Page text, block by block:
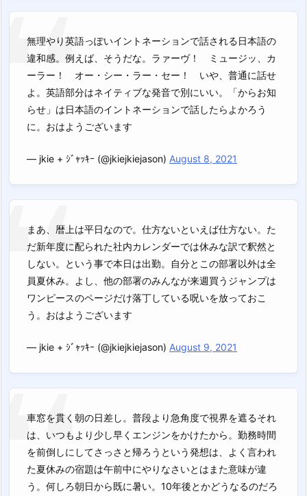
無理やり英語っぽいイントネーションで話される日本語の
違和感。例えば、そうだな。ラァーヴ！ ミュージッ、カ
ーラー！ オー・シー・ラー・セー！ いや、普通に話せ
よ。英語部分はネイティブな発音で別にいい。「からお知
らせ」は日本語のイントネーションで話したらよかろう
に。おはようございます
— jkie + ｼﾞｬｯｷｰ (@jkiejkiejason) August 8, 2021
まあ、暦上は平日なので。仕方ないといえば仕方ない。た
だ新年度に配られた社内カレンダーでは休みな訳で釈然と
しない。という事で本日は出勤。自分とこの部署以外は全
員夏休み。よし、他の部署のみんなが来週買うジャンプは
ワンピースのページだけ落丁している呪いを放っておこ
う。おはようございます
— jkie + ｼﾞｬｯｷｰ (@jkiejkiejason) August 9, 2021
車窓を貫く朝の日差し。普段より急角度で視界を遮るそれ
は、いつもより少し早くエンジンをかけたから。勤務時間
を前倒しにしてさっさと帰ろうという発想は、よく言われ
た夏休みの宿題は午前中にやりなさいとはまた意味が違
う。何しろ朝日から既に暑い。10年後とかどうなるのだろ